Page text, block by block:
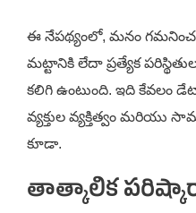
ఈ నేపథ్యంలో, మనం
మట్టానికి లేదా ప్రత్యేక
కలిగి ఉంటుంది. ఇది కేవలం
వ్యక్తుల వ్యక్తిత్వం మరియు
కూడా.
తాత్కాలిక